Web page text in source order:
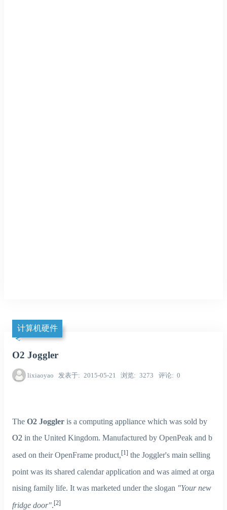
计算机硬件
O2 Joggler
lixiaoyao 发表于 2015-05-21 浏览 3273 评论 0
The O2 Joggler is a computing appliance which was sold by
O2 in the United Kingdom. Manufactured by OpenPeak and b
ased on their OpenFrame product,[1] the Joggler's main selling
point was its shared calendar application and was aimed at orga
nising family life. It was marketed under the slogan "Your new
fridge door".[2]